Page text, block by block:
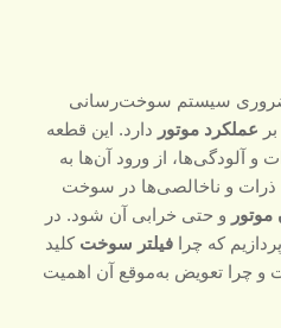
ضروری سیستم سوخت‌رسانی
عملکرد موتور دارد. این قطعه
آلودگی‌ها، از ورود آن‌ها به
ذرات و ناخالصی‌ها در سوخت
و حتی خرابی آن شود. در
که چرا فیلتر سوخت کلید
و چرا تعویض به‌موقع آن اهمیت